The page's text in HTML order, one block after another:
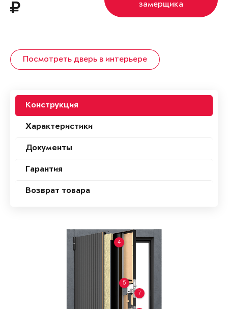
замерщика
Посмотреть дверь в интерьере
Конструкция
Характеристики
Документы
Гарантия
Возврат товара
4
5
7